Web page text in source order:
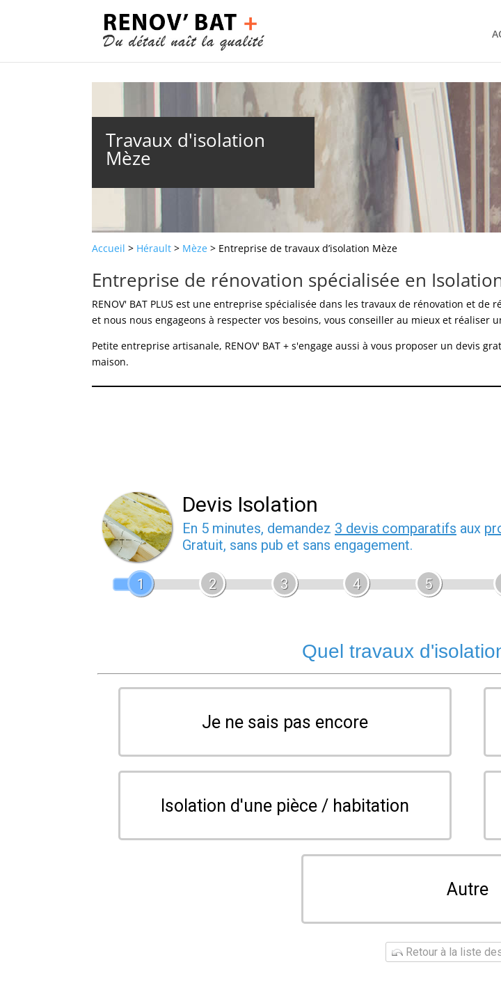
Travaux d'isolation
Mèze
Accueil > Hérault > Mèze > Entreprise de travaux d’isolation Mèze
Entreprise de rénovation spécialisée en
RENOV' BAT PLUS est une entreprise spécialisée dans les travaux de rénovation et de
et nous nous engageons à respecter vos besoins, vous conseiller au mieux et réaliser
Petite entreprise artisanale, RENOV' BAT + s'engage aussi à vous proposer un devis
maison.
Devis Isolation
En 5 minutes, demandez 3 devis comparatifs aux
Gratuit, sans pub et sans engagement.
1 2 3 4 5
Quel travaux
Je ne sais pas encore
Isolation d'une pièce / habitation
Autre
Retour à la liste